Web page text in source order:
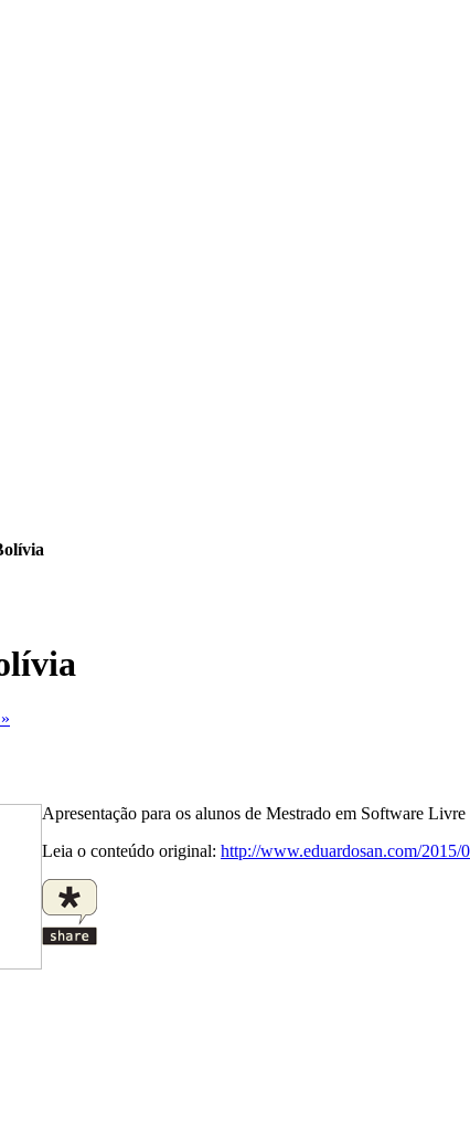
Apresentação para os alunos de Mestrado em Software
Leia o conteúdo original: http://www.eduardosan.com/2015/